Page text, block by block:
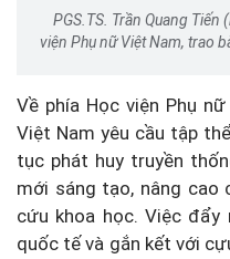
PGS.TS. Trần Quang
viện Phụ nữ Việt Nam, trao
Về phía Học viện Phụ
Việt Nam yêu cầu tập
tục phát huy truyền
mới sáng tạo, nâng cao
cứu khoa học. Việc đẩy
quốc tế và gắn kết với